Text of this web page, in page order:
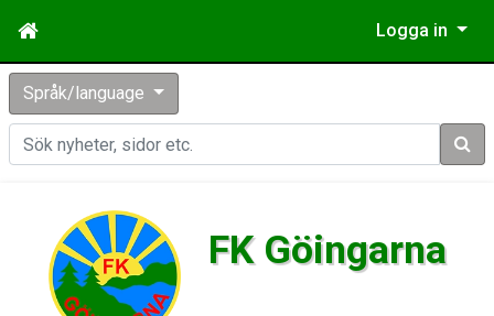
Logga in
Språk/language
Sök
FK Göingarna